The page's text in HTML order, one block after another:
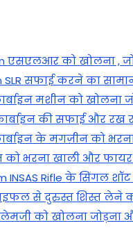
एसएलआर को खोलना ,
SLR सफाई करने का
मशीन को खोलना
की सफाई और रख
के मगज़ीन को
को भरना खाली और
INSAS Rifle के सिंगल
से दुरुस्त शिस्त लेने
को खोलना जोड़ना